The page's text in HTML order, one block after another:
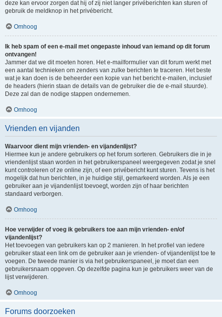
deze kan ervoor zorgen dat hij of zij niet langer privéberichten kan sturen of
gebruik de meldknop in het privébericht.
Omhoog
Ik heb spam of een e-mail met ongepaste inhoud van iemand op dit forum
ontvangen!
Jammer dat we dit moeten horen. Het e-mailformulier van dit forum werkt met
een aantal technieken om zenders van zulke berichten te traceren. Het beste
wat je kan doen is de beheerder een kopie van het bericht e-mailen, inclusief
de headers (hierin staan de details van de gebruiker die de e-mail stuurde).
Deze zal dan de nodige stappen ondernemen.
Omhoog
Vrienden en vijanden
Waarvoor dient mijn vrienden- en vijandenlijst?
Hiermee kun je andere gebruikers op het forum sorteren. Gebruikers die in je
vriendenlijst staan worden in het gebruikerspaneel weergegeven zodat je snel
kunt controleren of ze online zijn, of een privébericht kunt sturen. Tevens is het
mogelijk dat hun berichten, in je huidige stijl, gemarkeerd worden. Als je een
gebruiker aan je vijandenlijst toevoegt, worden zijn of haar berichten
standaard verborgen.
Omhoog
Hoe verwijder of voeg ik gebruikers toe aan mijn vrienden- en/of
vijandenlijst?
Het toevoegen van gebruikers kan op 2 manieren. In het profiel van iedere
gebruiker staat een link om de gebruiker aan je vrienden- of vijandenlijst toe te
voegen. De tweede manier is via het gebruikerspaneel, je moet dan een
gebruikersnaam opgeven. Op dezelfde pagina kun je gebruikers weer van de
lijst verwijderen.
Omhoog
Forums doorzoeken